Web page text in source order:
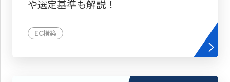
や選定基準も解説！
EC構築